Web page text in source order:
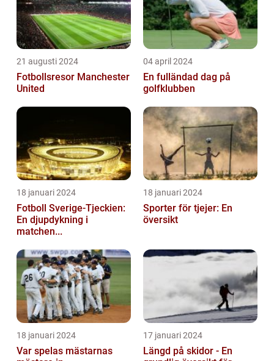
21 augusti 2024
Fotbollsresor Manchester
United
04 april 2024
En fulländad dag på
golfklubben
18 januari 2024
Fotboll Sverige-Tjeckien:
En djupdykning i
matchen...
18 januari 2024
Sporter för tjejer: En
översikt
18 januari 2024
Var spelas mästarnas
17 januari 2024
Längd på skidor - En